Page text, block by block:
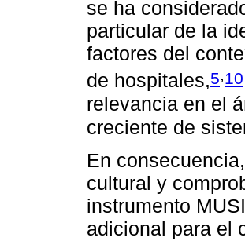
se ha
particular de la
factores del
de hospitales,5,10
relevancia en el
creciente de
En
cultural y
instrumento
adicional para el